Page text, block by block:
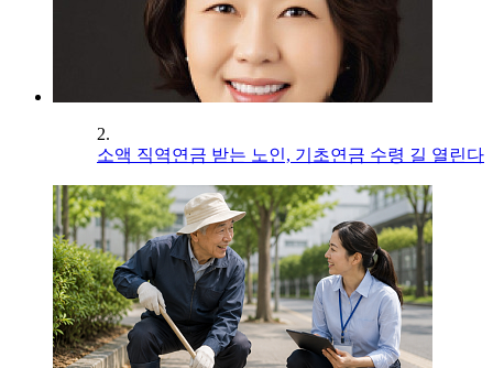
2.
소액 직역연금 받는 노인, 기초연금 수령 길 열린다